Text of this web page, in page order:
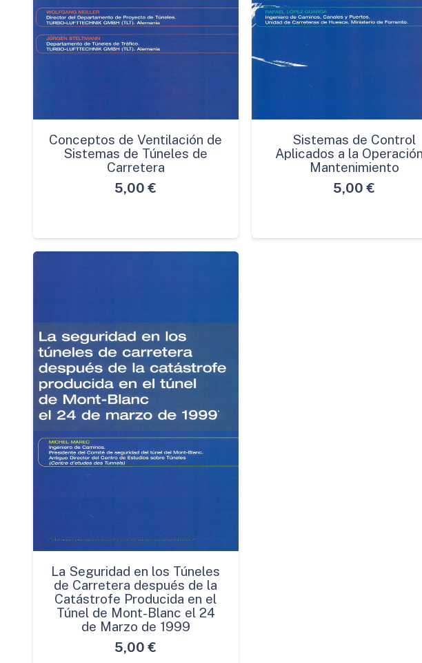
Conceptos de Ventilación de
Sistemas de Túneles de
Carretera
5,00 €
Sistemas de Control
Aplicados a la
Mantenimiento
5,00 €
La Seguridad en los Túneles
de Carretera después de la
Catástrofe Producida en el
Túnel de Mont-Blanc el 24
de Marzo de 1999
5,00 €